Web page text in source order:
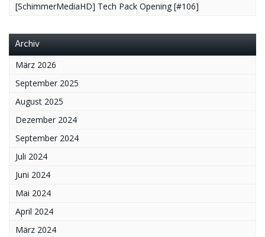
[SchimmerMediaHD] Tech Pack Opening [#106]
Archiv
März 2026
September 2025
August 2025
Dezember 2024
September 2024
Juli 2024
Juni 2024
Mai 2024
April 2024
März 2024